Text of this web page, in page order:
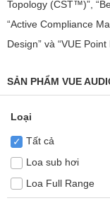
Topology (CST™)”,
“Active Compliance
Design” và “VUE Point
SẢN PHẨM VUE
Loại
✓ Tất cả
Loa sub hơi
Loa Full Range